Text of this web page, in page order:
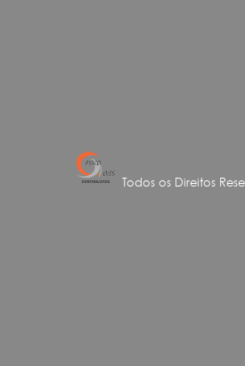
Todos os Direitos